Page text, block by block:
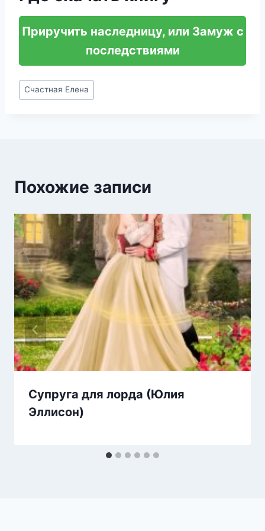
Приручить наследницу, или Замуж с
последствиями
Метки
записи:
Счастная Елена
Похожие записи
Супруга для лорда (Юлия
Эллисон)